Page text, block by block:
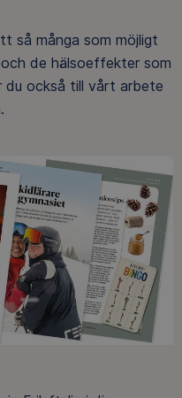
så många som möjligt
de hälsoeffekter som
du också till vårt arbete